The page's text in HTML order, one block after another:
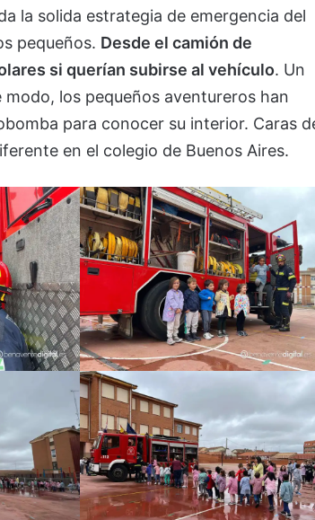
la solida estrategia de emergencia del
pequeños. Desde el camión de
si querían subirse al vehículo. Un
los pequeños aventureros han
para conocer su interior. Caras
en el colegio de Buenos Aires.